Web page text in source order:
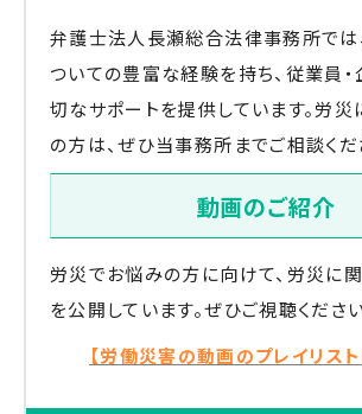
弁護士法人長瀬総合法律事務所では
ついての豊富な経験を持ち、従業員
切なサポートを提供しています。労災
の方は、ぜひ当事務所までご相談くだ
動画のご紹介
労災でお悩みの方に向けて、労災に
を公開しています。ぜひご視聴ください
【労働災害の動画のプレイリスト